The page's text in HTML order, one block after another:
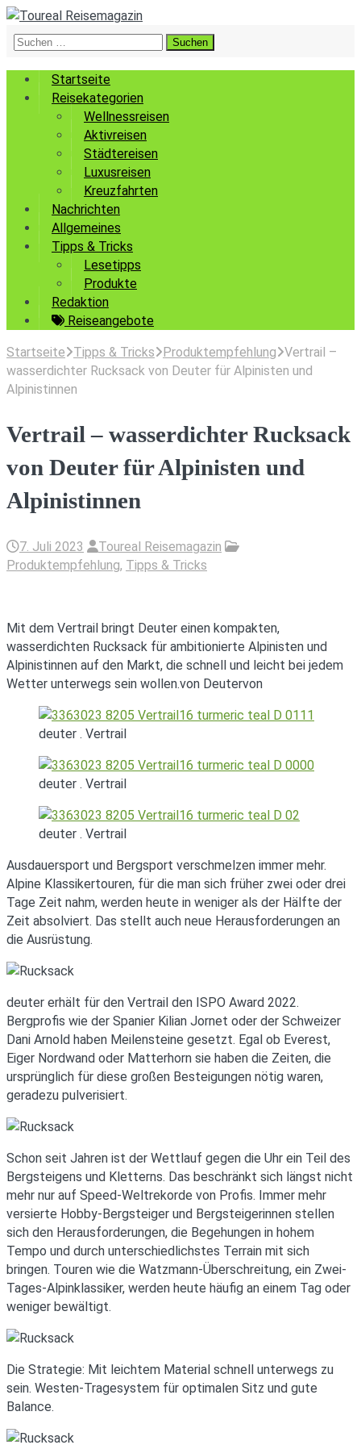
Suchen
Startseite
Reisekategorien
Wellnessreisen
Aktivreisen
Städtereisen
Luxusreisen
Kreuzfahrten
Nachrichten
Allgemeines
Tipps & Tricks
Lesetipps
Produkte
Redaktion
Reiseangebote
Startseite Tipps & Tricks Produktempfehlung Vertrail –
wasserdichter Rucksack von Deuter für Alpinisten und
Alpinistinnen
Vertrail – wasserdichter Rucksack
von Deuter für Alpinisten und
Alpinistinnen
7. Juli 2023
Toureal Reisemagazin
Produktempfehlung, Tipps & Tricks
Mit dem Vertrail bringt Deuter einen kompakten,
wasserdichten Rucksack für ambitionierte Alpinisten und
Alpinistinnen auf den Markt, die schnell und leicht bei jedem
Wetter unterwegs sein wollen.von Deutervon
deuter . Vertrail
deuter . Vertrail
deuter . Vertrail
Ausdauersport und Bergsport verschmelzen immer mehr.
Alpine Klassikertouren, für die man sich früher zwei oder drei
Tage Zeit nahm, werden heute in weniger als der Hälfte der
Zeit absolviert. Das stellt auch neue Herausforderungen an
die Ausrüstung.
deuter erhält für den Vertrail den ISPO Award 2022.
Bergprofis wie der Spanier Kilian Jornet oder der Schweizer
Dani Arnold haben Meilensteine gesetzt. Egal ob Everest,
Eiger Nordwand oder Matterhorn sie haben die Zeiten, die
ursprünglich für diese großen Besteigungen nötig waren,
geradezu pulverisiert.
Schon seit Jahren ist der Wettlauf gegen die Uhr ein Teil des
Bergsteigens und Kletterns. Das beschränkt sich längst nicht
mehr nur auf Speed-Weltrekorde von Profis. Immer mehr
versierte Hobby-Bergsteiger und Bergsteigerinnen stellen
sich den Herausforderungen, die Begehungen in hohem
Tempo und durch unterschiedlichstes Terrain mit sich
bringen. Touren wie die Watzmann-Überschreitung, ein Zwei-
Tages-Alpinklassiker, werden heute häufig an einem Tag oder
weniger bewältigt.
Die Strategie: Mit leichtem Material schnell unterwegs zu
sein. Westen-Tragesystem für optimalen Sitz und gute
Balance.